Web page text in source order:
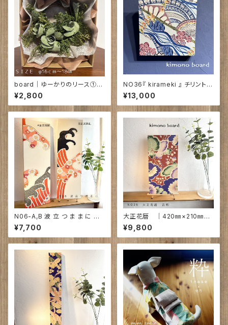
board｜ゆーかりのリース①｜
φ16㎝～φ18㎝
¥2,800
NO36『 kirameki 』 チリントゥ
工房 ｜230㎜×230㎜×30㎜
戸谷真子氏の絵 ～紅型染～
¥13,000
N06-A,B 波 立 つ ま ま に ｜
令和北斎 710㎜×210㎜×27
㎜
¥7,700
大正花暦 ｜420㎜×210㎜×2
2㎜ 古布
¥9,800